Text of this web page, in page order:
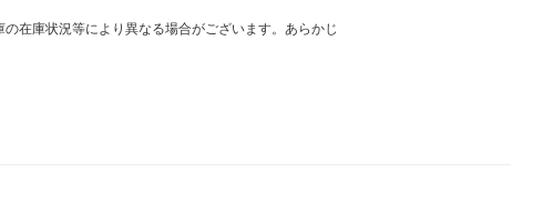
在庫状況等により異なる場合がございます。あらかじ